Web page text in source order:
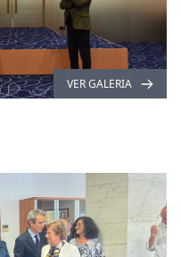
VER GALERIA